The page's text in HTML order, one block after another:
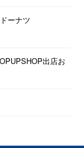
ーナツ
出店お